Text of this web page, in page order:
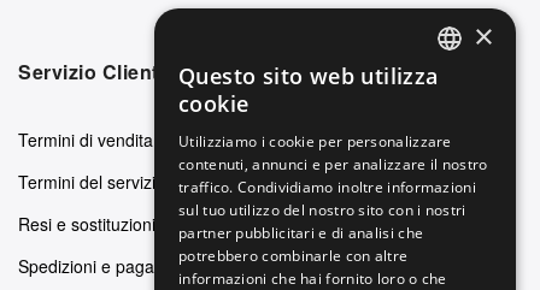
Servizio Clienti
Termini di vendita
Termini del servizio
Resi e sostituzioni
Spedizioni e pagamenti
ITALIAN
SPANISH
×
Questo sito web utilizza
cookie
Utilizziamo i cookie per personalizzare
contenuti, annunci e per analizzare il nostro
traffico. Condividiamo inoltre informazioni
sul tuo utilizzo del nostro sito con i nostri
partner pubblicitari e di analisi che
potrebbero combinarle con altre
informazioni che hai fornito loro o che